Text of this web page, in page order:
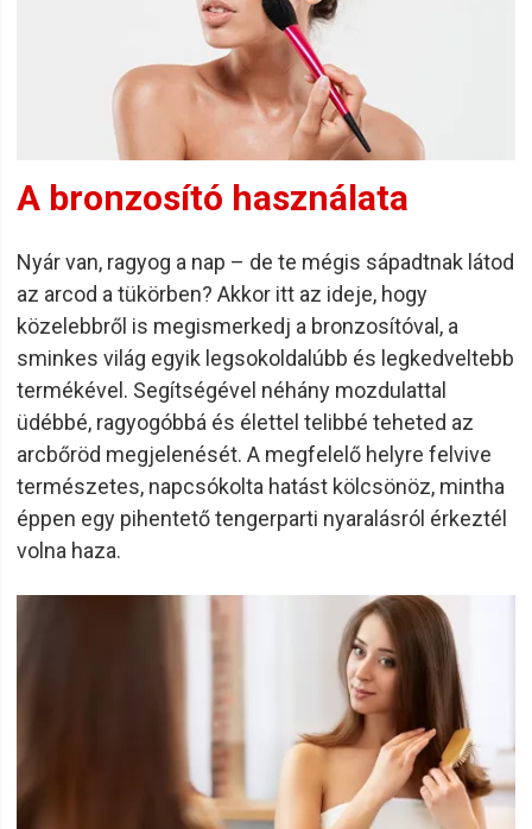
A bronzosító használata
Nyár van, ragyog a nap – de te mégis sápadtnak látod
az arcod a tükörben? Akkor itt az ideje, hogy
közelebbről is megismerkedj a bronzosítóval, a
sminkes világ egyik legsokoldalúbb és legkedveltebb
termékével. Segítségével néhány mozdulattal
üdébbé, ragyogóbbá és élettel telibbé teheted az
arcbőröd megjelenését. A megfelelő helyre felvive
természetes, napcsókolta hatást kölcsönöz, mintha
éppen egy pihentető tengerparti nyaralásról érkeztél
volna haza.